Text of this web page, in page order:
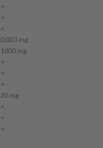
+
+
+
0,003 mg
1000 mg
+
+
+
20 mg
+
+
+